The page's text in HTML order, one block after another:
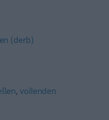
(derb)
,vollenden